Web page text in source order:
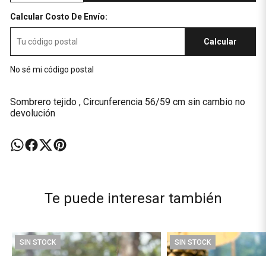
Calcular Costo De Envío:
Calcular
No sé mi código postal
Sombrero tejido , Circunferencia 56/59 cm sin cambio no
devolución
Te puede interesar también
SIN STOCK SIN STOCK